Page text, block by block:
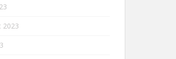
2023